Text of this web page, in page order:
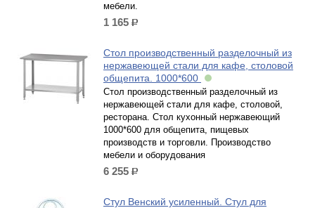
мебели.
1 165 р.
Стол производственный разделочный из
нержавеющей стали для кафе, столовой
общепита. 1000*600
Стол производственный разделочный из
нержавеющей стали для кафе, столовой,
ресторана. Стол кухонный нержавеющий
1000*600 для общепита, пищевых
производств и торговли. Производство
мебели и оборудования
6 255 р.
Стул Венский усиленный. Стул для